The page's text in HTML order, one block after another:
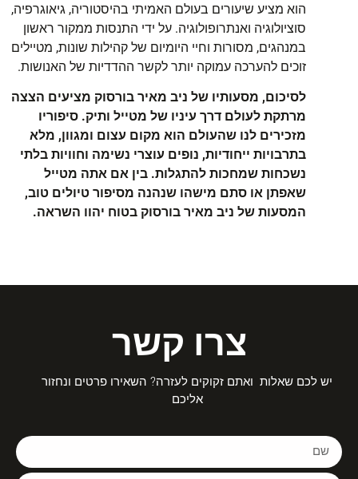
הוא מציע שיעורים בעולם האמיתי בהיסטוריה, גיאוגרפיה,
סוציולוגיה ואנתרופולוגיה. על ידי התנסות ממקור ראשון
במנהגים, מסורות וחיי היומיום של קהילות שונות, מטיילים
זוכים להערכה עמוקה יותר לקשר ההדדיות של האנושות.
לסיכום, מסעותיו של ניב מאיר בורסוק מציעים הצצה
מרתקת לעולם דרך עיניו של מטייל ותיק. סיפוריו
מזכירים לנו שהעולם הוא מקום עצום ומגוון, מלא
בתרבויות ייחודיות, נופים עוצרי נשימה וחוויות בלתי
נשכחות שמחכות להתגלות. בין אם אתה מטייל
שאפתן או סתם מישהו שנהנה מסיפור טיולים טוב,
המסעות של ניב מאיר בורסוק בטוח יהוו השראה.
צרו קשר
יש לכם שאלות ואתם זקוקים לעזרה? השאירו פרטים ונחזור
אליכם